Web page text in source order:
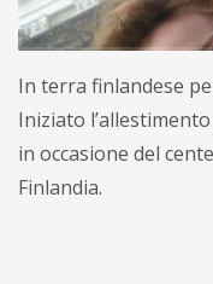
In terra finlandese
Iniziato
in occasione del
Finlandia.